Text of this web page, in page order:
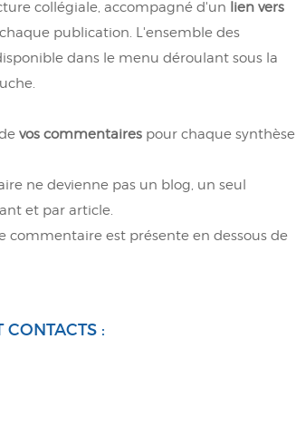
collégiale, accompagné d'un lien vers
publication. L 'ensemble des
dans le menu déroulant sous la
vos commentaires pour chaque synthèse
ne devienne pas un blog, un seul
et par article.
commentaire est présente en dessous de
CONTACTS :